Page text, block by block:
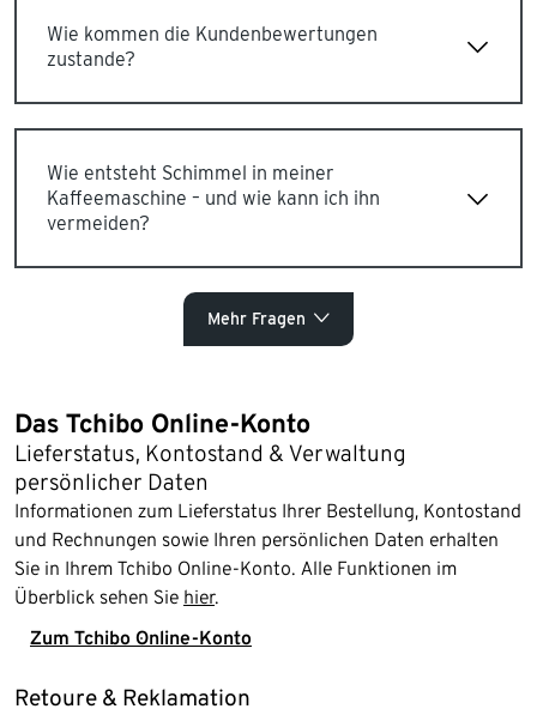
Wie kommen die Kundenbewertungen
zustande?
Wie entsteht Schimmel in meiner
Kaffeemaschine – und wie kann ich ihn
vermeiden?
Mehr Fragen
Das Tchibo Online-Konto
Lieferstatus, Kontostand & Verwaltung
persönlicher Daten
Informationen zum Lieferstatus Ihrer Bestellung, Kontostand
und Rechnungen sowie Ihren persönlichen Daten erhalten
Sie in Ihrem Tchibo Online-Konto. Alle Funktionen im
Überblick sehen Sie hier.
Zum Tchibo Online-Konto
Retoure & Reklamation